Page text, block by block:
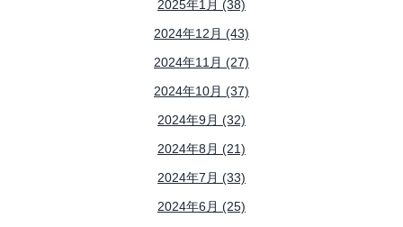
2025年1月 (38)
2024年12月 (43)
2024年11月 (27)
2024年10月 (37)
2024年9月 (32)
2024年8月 (21)
2024年7月 (33)
2024年6月 (25)